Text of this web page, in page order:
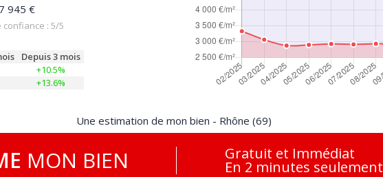
945 €
confiance : 5/5
Depuis 3 mois
+10.5%
+13.6%
Une estimation de mon bien - Rhône (69)
MON BIEN Gratuit et Immédiat
En 2 minutes seulement